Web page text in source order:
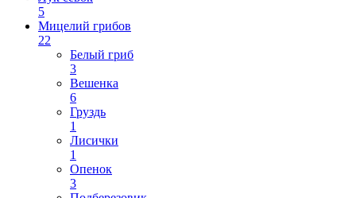
5
Мицелий грибов
22
Белый гриб
3
Вешенка
6
Груздь
1
Лисички
1
Опенок
3